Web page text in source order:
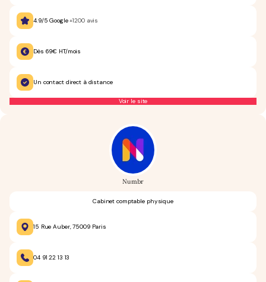
4.9/5 Google+1200 avis
Dès 69€ HT/mois
Un contact direct à distance
Voir le site
Numbr
Cabinet comptable physique
15 Rue Auber, 75009 Paris
04 91 22 13 13